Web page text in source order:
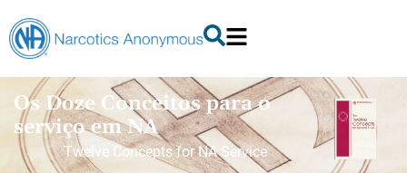
Os Doze Conceitos para o
serviço em NA
Twelve Concepts for NA Service